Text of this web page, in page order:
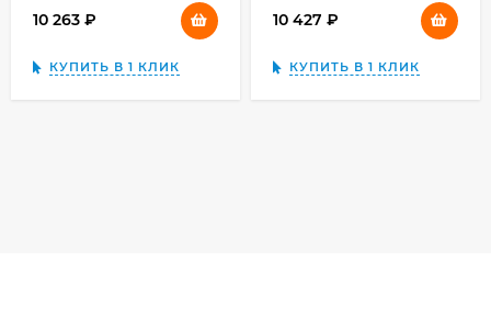
10 263
КУПИТЬ В 1 КЛИК
10 427
КУПИТЬ В 1 КЛИК